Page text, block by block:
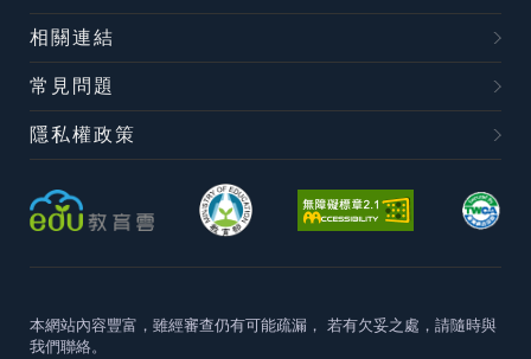
相關連結
常見問題
隱私權政策
本網站內容豐富，雖經審查仍有可能疏漏， 若有欠妥之處，請隨時與
我們聯絡。